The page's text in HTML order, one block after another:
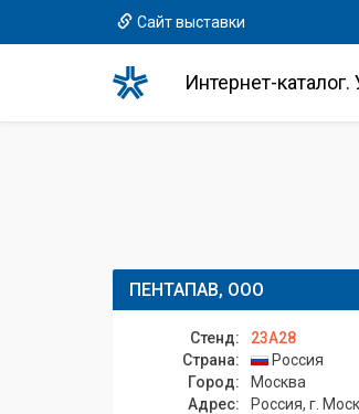
Сайт выставки
Интернет-
ПЕНТАПАВ, ООО
Стенд:
23A28
Страна:
Россия
Город:
Москва
Адрес:
Россия, г.